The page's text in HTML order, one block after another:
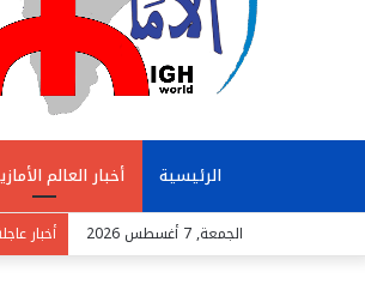
الرئيسية أخبار العالم
الجمعة, 7 أغسطس 2026 أخبار